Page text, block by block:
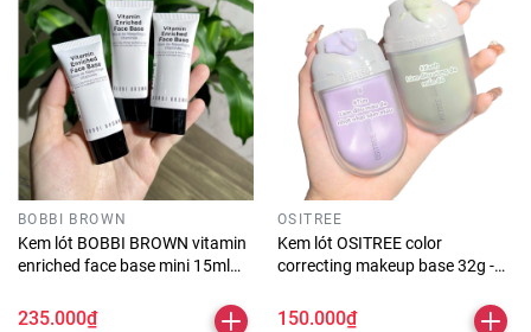
BOBBI BROWN
Kem lót BOBBI BROWN vitamin
enriched face base mini 15ml
235.000₫
OSITREE
Kem lót OSITREE color
correcting makeup base 32g -
150.000₫